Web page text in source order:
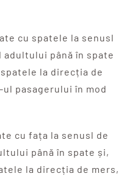
cu spatele la senusl
până în spate
la direcția de
pasagerului în mod
cu fața la senusl de
până în spate și,
la direcția de mers,